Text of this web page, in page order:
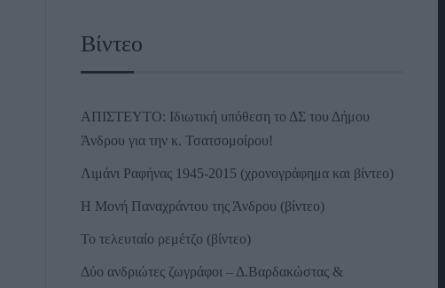
Βίντεο
ΑΠΙΣΤΕΥΤΟ: Ιδιωτική υπόθεση το ΔΣ του Δήμου
Άνδρου για την κ. Τσατσομοίρου!
Λιμάνι Ραφήνας 1945-2015 (χρονογράφημα και βίντεο)
Η Μονή Παναχράντου της Άνδρου (βίντεο)
Το τελευταίο ρεμέτζο (βίντεο)
Δύο ανδριώτες ζωγράφοι – Δ.Βαρδακώστας &